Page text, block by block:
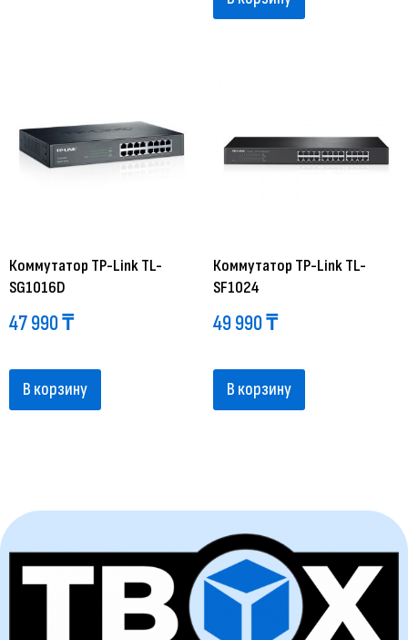
Коммутатор TP-Link TL-
SG1016D
47 990₸
В корзину
Коммутатор TP-Link TL-
SF1024
49 990₸
В корзину